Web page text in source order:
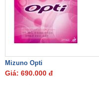
Mizuno Opti
Giá: 690.000 đ